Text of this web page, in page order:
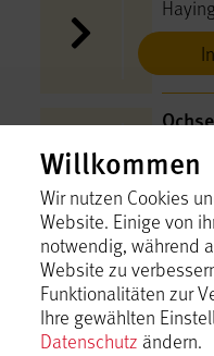
Willkommen
Wir nutzen Cookies
Website. Einige von
notwendig, während
Website zu
Funktionalitäten zur
Ihre gewählten
Datenschutz ändern.